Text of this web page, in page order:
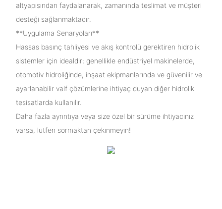
altyapısından faydalanarak, zamanında teslimat ve müşteri
desteği sağlanmaktadır.
**Uygulama Senaryoları**
Hassas basınç tahliyesi ve akış kontrolü gerektiren hidrolik
sistemler için idealdir; genellikle endüstriyel makinelerde,
otomotiv hidroliğinde, inşaat ekipmanlarında ve güvenilir ve
ayarlanabilir valf çözümlerine ihtiyaç duyan diğer hidrolik
tesisatlarda kullanılır.
Daha fazla ayrıntıya veya size özel bir sürüme ihtiyacınız
varsa, lütfen sormaktan çekinmeyin!